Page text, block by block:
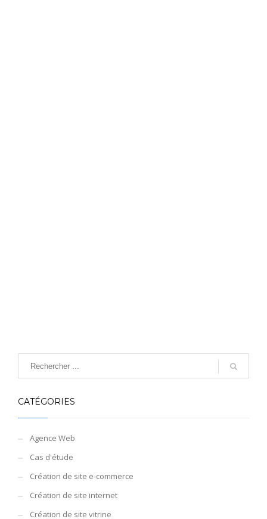
CATÉGORIES
Agence Web
Cas d'étude
Création de site e-commerce
Création de site internet
Création de site vitrine